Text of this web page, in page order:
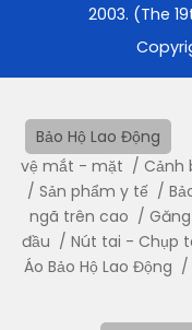
2003. (The
Bảo Hộ Lao Động
vệ mắt - mặt
Cảnh
Sản phẩm y tế
ngã trên cao
đầu
Nút tai - Chụp
Áo Bảo Hộ Lao Động